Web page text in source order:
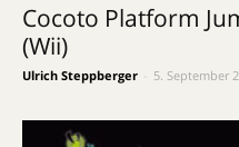
Cocoto Platform
(Wii)
Ulrich Steppberger 5. September